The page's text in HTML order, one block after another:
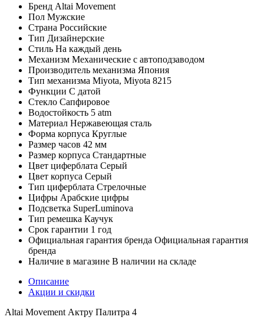
Бренд Altai Movement
Пол Мужские
Страна Российские
Тип Дизайнерские
Стиль На каждый день
Механизм Механические с автоподзаводом
Производитель механизма Япония
Тип механизма Miyota, Miyota 8215
Функции С датой
Стекло Сапфировое
Водостойкость 5 atm
Материал Нержавеющая сталь
Форма корпуса Круглые
Размер часов 42 мм
Размер корпуса Стандартные
Цвет циферблата Серый
Цвет корпуса Серый
Тип циферблата Стрелочные
Цифры Арабские цифры
Подсветка SuperLuminova
Тип ремешка Каучук
Срок гарантии 1 год
Официальная гарантия бренда Официальная гарантия
бренда
Наличие в магазине В наличии на складе
Описание
Акции и скидки
Altai Movement Актру Палитра 4